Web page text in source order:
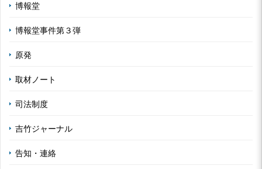
博報堂
博報堂事件第３弾
原発
取材ノート
司法制度
吉竹ジャーナル
告知・連絡